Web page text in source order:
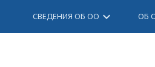
СВЕДЕНИЯ ОБ ОО keyboard_arrow_down ОБ